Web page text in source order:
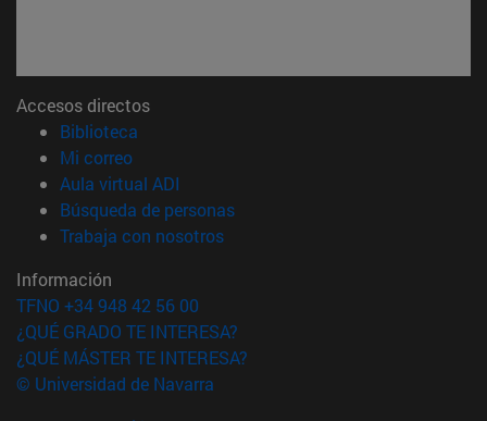
Accesos directos
Biblioteca
Mi correo(abre en nueva ventana)
Aula virtual ADI
Búsqueda de personas(abre en nueva ventana)
Trabaja con nosotros(abre en nueva ventana)
Información
TFNO +34 948 42 56 00
¿QUÉ GRADO TE INTERESA?
¿QUÉ MÁSTER TE INTERESA?
© Universidad de Navarra